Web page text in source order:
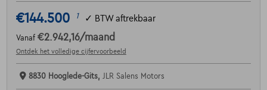
€144.500 1 ✓ BTW aftrekbaar
Vanaf €2.942,16/maand
Ontdek het volledige cijfervoorbeeld
8830 Hooglede-Gits, JLR Salens Motors